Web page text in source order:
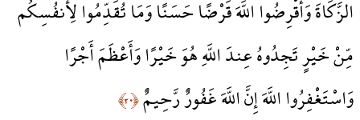
الزَّكَاةَ وَأَقْرِضُوا اللَّهَ قَرْضًا حَسَنًا وَمَا تُقَدِّمُوا لِأَنفُسِكُم
مِّنْ خَيْرٍ تَجِدُوهُ عِندَ اللَّهِ هُوَ خَيْرًا وَأَعْظَمَ أَجْرًا
وَاسْتَغْفِرُوا اللَّهَ إِنَّ اللَّهَ غَفُورٌ رَّحِيمٌ﴿٢٠﴾